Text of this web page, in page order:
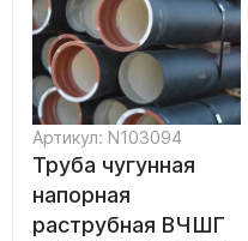
Артикул: N103094
Труба чугунная
напорная
раструбная ВЧШГ